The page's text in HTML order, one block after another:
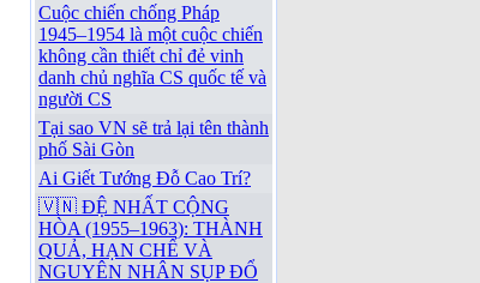
Cuộc chiến chống Pháp
1945–1954 là một cuộc chiến
không cần thiết chỉ đẻ vinh
danh chủ nghĩa CS quốc tế và
người CS
Tại sao VN sẽ trả lại tên thành
phố Sài Gòn
Ai Giết Tướng Đỗ Cao Trí?
🇻🇳 ĐỆ NHẤT CỘNG
HÒA (1955–1963): THÀNH
QUẢ, HẠN CHẾ VÀ
NGUYÊN NHÂN SỤP ĐỔ